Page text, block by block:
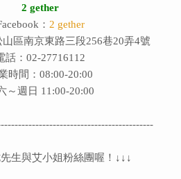
2 gether
： 2 gether
區南京東路三段256巷20弄4號
話：02-27716112
時間：08:00-20:00
～週日 11:00-20:00
生與艾小姐粉絲團喔！↓↓↓